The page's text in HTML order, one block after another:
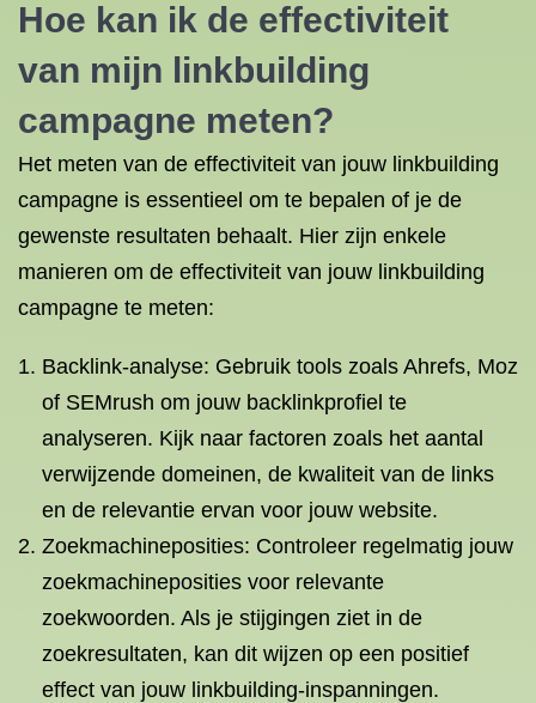
Hoe kan ik de effectiviteit
van mijn linkbuilding
campagne meten?
Het meten van de effectiviteit van jouw linkbuilding
campagne is essentieel om te bepalen of je de
gewenste resultaten behaalt. Hier zijn enkele
manieren om de effectiviteit van jouw linkbuilding
campagne te meten:
Backlink-analyse: Gebruik tools zoals Ahrefs, Moz
of SEMrush om jouw backlinkprofiel te
analyseren. Kijk naar factoren zoals het aantal
verwijzende domeinen, de kwaliteit van de links
en de relevantie ervan voor jouw website.
Zoekmachineposities: Controleer regelmatig jouw
zoekmachineposities voor relevante
zoekwoorden. Als je stijgingen ziet in de
zoekresultaten, kan dit wijzen op een positief
effect van jouw linkbuilding-inspanningen.